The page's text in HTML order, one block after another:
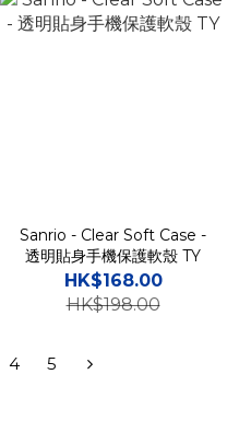
Sanrio - Clear Soft Case -
透明貼身手機保護軟殼 TY
HK$168.00
HK$198.00
4 5